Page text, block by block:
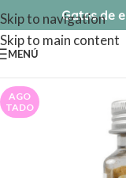
Skip to navigation
Skip to main content
Gatos de
MENÚ
AGO
TADO